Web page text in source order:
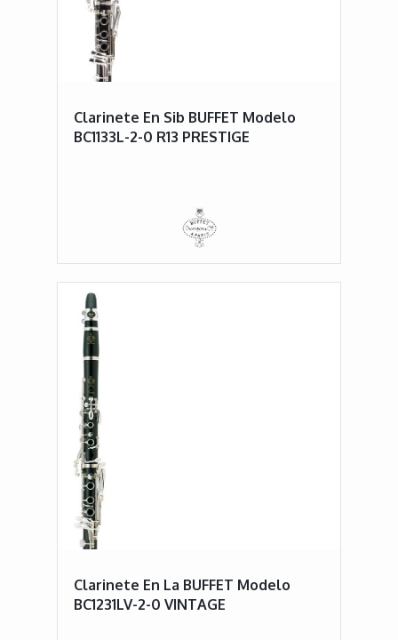
Clarinete En Sib BUFFET Modelo
BC1133L-2-0 R13 PRESTIGE
Clarinete En La BUFFET Modelo
BC1231LV-2-0 VINTAGE